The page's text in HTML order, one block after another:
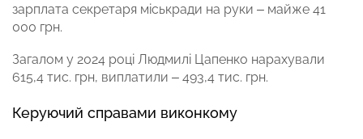
зарплата секретаря міськради на руки – майже 41
000 грн.
Загалом у 2024 році Людмилі Цапенко нарахували
615,4 тис. грн, виплатили – 493,4 тис. грн.
Керуючий справами виконкому